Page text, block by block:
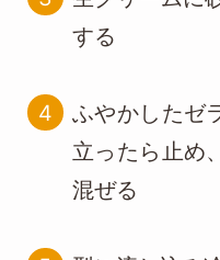
する
ふやかしたゼ
立ったら止め
混ぜる